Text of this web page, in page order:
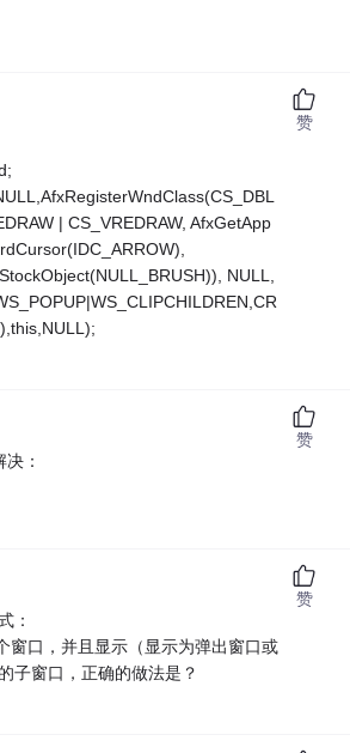
| CS_VREDRAW, AfxGetApp
NULL,
赞
：
赞
：
窗口，并且显示（显示为弹出窗口或
子窗口，正确的做法是？
赞